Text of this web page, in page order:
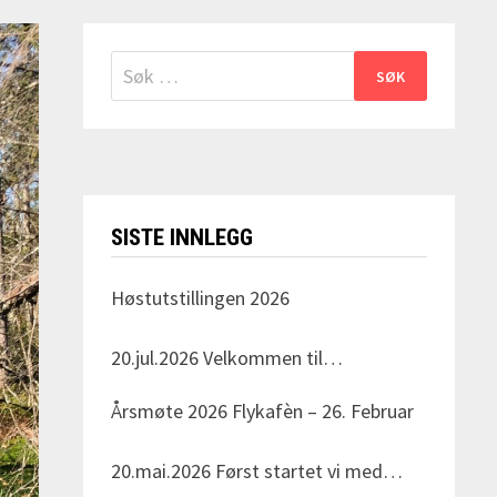
Søk
etter:
SISTE INNLEGG
Høstutstillingen 2026
20.jul.2026Velkommen til
den Søndag 23.august! Arrangeret av
dagen er Nils Erik Haagenrud
Årsmøte 2026 Flykafèn – 26. Februar
20.mai.2026 Først startet vi med